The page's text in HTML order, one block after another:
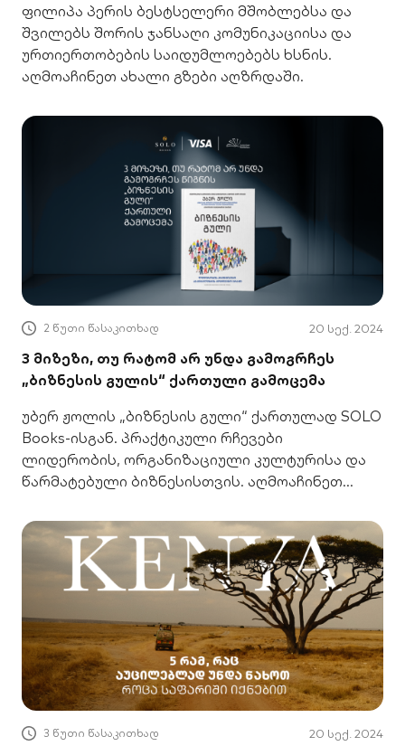
ფილიპა პერის ბესტსელერი მშობლებსა და
შვილებს შორის ჯანსაღი კომუნიკაციისა და
ურთიერთობების საიდუმლოებებს ხსნის.
აღმოაჩინეთ ახალი გზები აღზრდაში.
2 წუთი წასაკითხად 20 სექ. 2024
3 მიზეზი, თუ რატომ არ უნდა გამოგრჩეს
„ბიზნესის გულის“ ქართული გამოცემა
უბერ ჟოლის „ბიზნესის გული“ ქართულად SOLO
Books-ისგან. პრაქტიკული რჩევები
ლიდერობის, ორგანიზაციული კულტურისა და
წარმატებული ბიზნესისთვის. აღმოაჩინეთ
3 წუთი წასაკითხად 20 სექ. 2024